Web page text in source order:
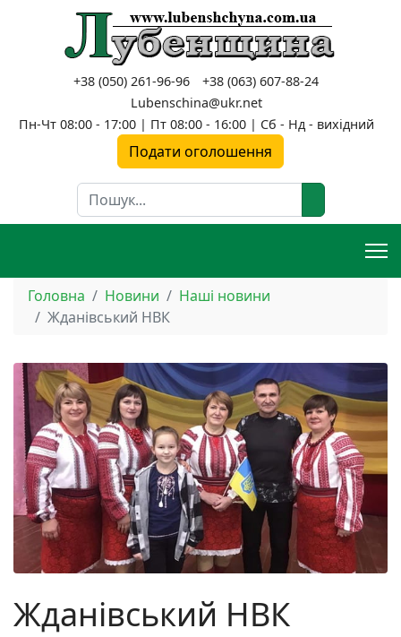
+38 (050) 261-96-96
+38 (063) 607-88-24
Lubenschina@ukr.net
Пн-Чт 08:00 - 17:00 | Пт 08:00 - 16:00 | Сб - Нд - вихідний
Подати оголошення
Пошук
Головна Новини
Наші новини
Жданівський НВК
Жданівський НВК